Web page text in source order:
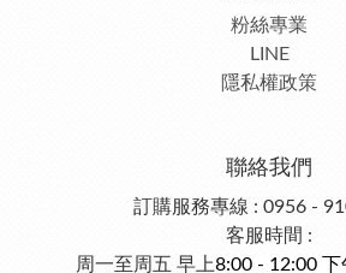
粉絲專業
LINE
隱私權政策
聯絡我們
訂購服務專線 : 0956 -
客服時間 :
周一至周五 早上8:00 - 12:00